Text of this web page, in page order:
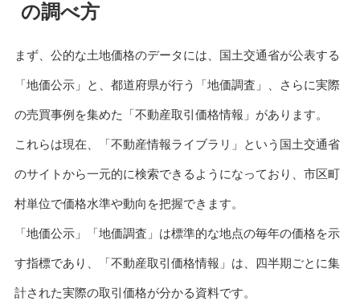
の調べ方
まず、公的な土地価格のデータには、国土交通省が公表する
「地価公示」と、都道府県が行う「地価調査」、さらに実際
の売買事例を集めた「不動産取引価格情報」があります。
これらは現在、「不動産情報ライブラリ」という国土交通省
のサイトから一元的に検索できるようになっており、市区町
村単位で価格水準や動向を把握できます。
「地価公示」「地価調査」は標準的な地点の毎年の価格を示
す指標であり、「不動産取引価格情報」は、四半期ごとに集
計された実際の取引価格が分かる資料です。